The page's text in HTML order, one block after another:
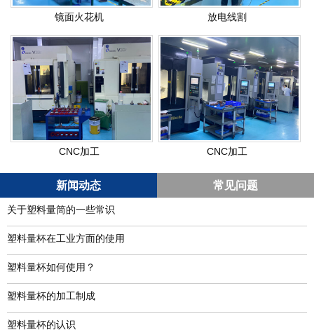
镜面火花机 放电线割
CNC加工 CNC加工
新闻动态 常见问题
关于塑料量筒的一些常识
塑料量杯在工业方面的使用
塑料量杯如何使用？
塑料量杯的加工制成
塑料量杯的认识